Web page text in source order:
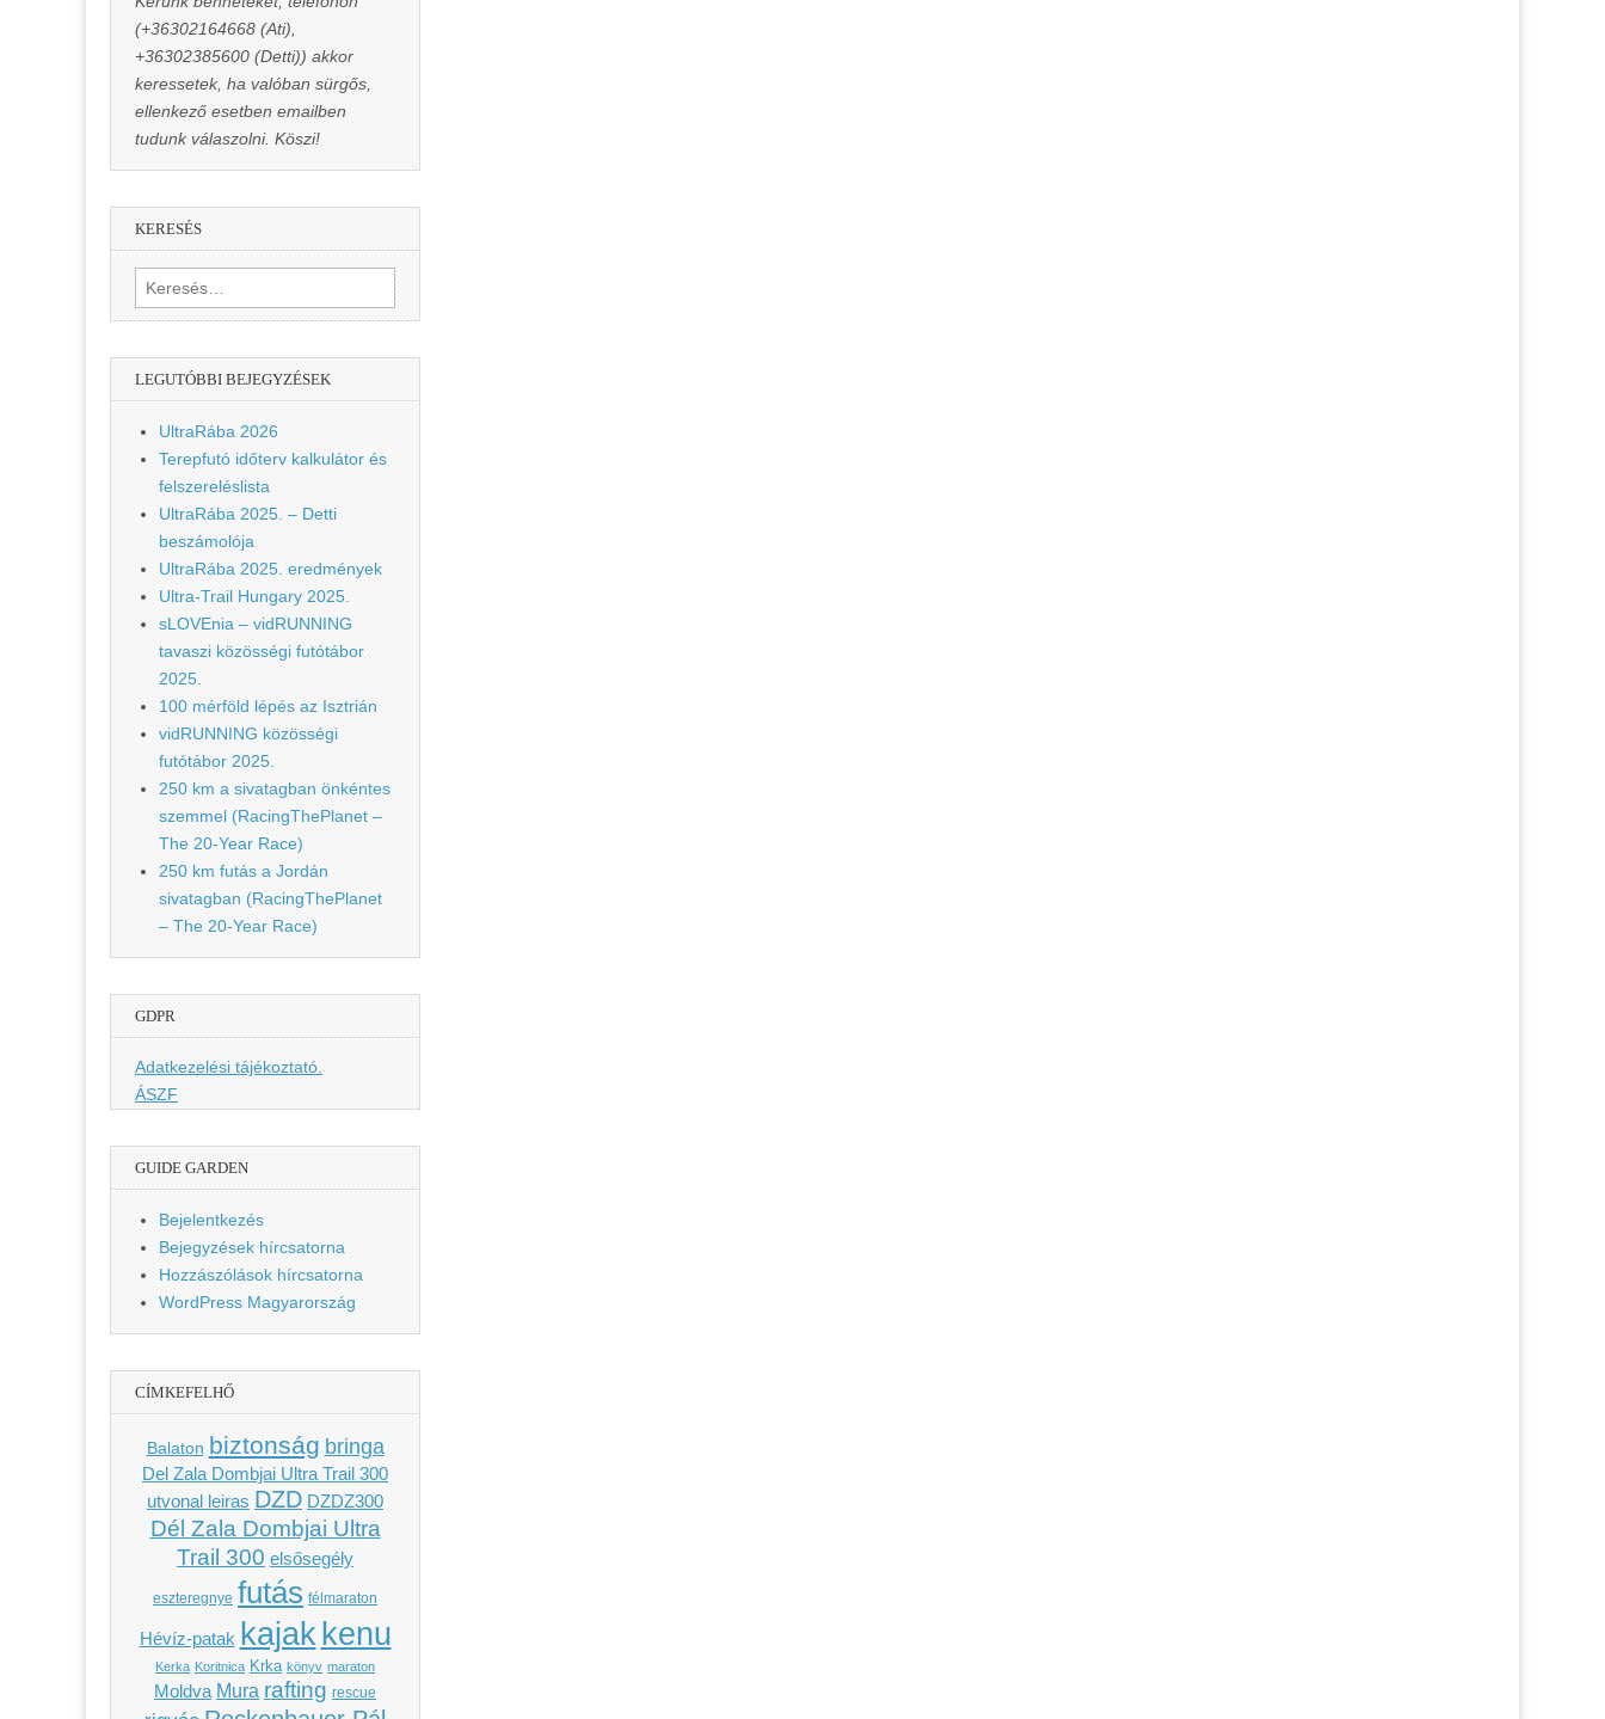
(+36302164668 (Ati),
+36302385600 (Detti)) akkor
keressetek, ha valóban sürgős,
ellenkező esetben emailben
tudunk válaszolni. Köszi!
KERESÉS
Keresés:
LEGUTÓBBI BEJEGYZÉSEK
UltraRába 2026
Terepfutó időterv kalkulátor és
felszereléslista
UltraRába 2025. – Detti
beszámolója
UltraRába 2025. eredmények
Ultra-Trail Hungary 2025.
sLOVEnia – vidRUNNING
tavaszi közösségi futótábor
2025.
100 mérföld lépés az Isztrián
vidRUNNING közösségi
futótábor 2025.
250 km a sivatagban önkéntes
szemmel (RacingThePlanet –
The 20-Year Race)
250 km futás a Jordán
sivatagban (RacingThePlanet
– The 20-Year Race)
GDPR
Adatkezelési tájékoztató.
ÁSZF
GUIDE GARDEN
Bejelentkezés
Bejegyzések hírcsatorna
Hozzászólások hírcsatorna
WordPress Magyarország
CÍMKEFELHŐ
Balaton biztonság bringa
Del Zala Dombjai Ultra Trail 300
utvonal leiras DZD DZDZ300
Dél Zala Dombjai Ultra
Trail 300 elsősegély
eszteregnye futás félmaraton
Hévíz-patak kajakkenu
Kerka Koritnica Krka könyv maraton
Moldva Mura rafting rescue